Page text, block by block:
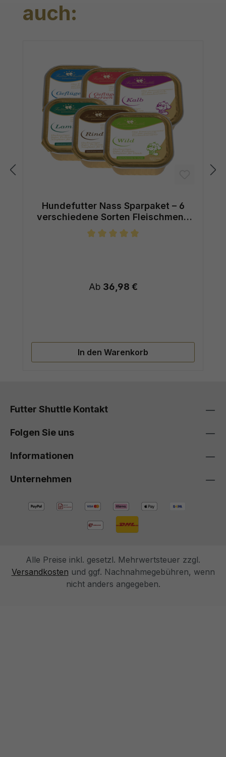
auch:
Hundefutter Nass Sparpaket – 6
verschiedene Sorten Fleischmenü
Mix
Ab 36,98 €
In den Warenkorb
Futter Shuttle Kontakt
Folgen Sie uns
Informationen
Unternehmen
Alle Preise inkl. gesetzl. Mehrwertsteuer zzgl.
Versandkosten und ggf. Nachnahmegebühren, wenn
nicht anders angegeben.